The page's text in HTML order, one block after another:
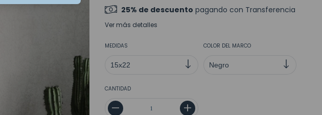
25% de descuento pagando con Transferencia
Ver más detalles
MEDIDAS COLOR DEL MARCO
CANTIDAD